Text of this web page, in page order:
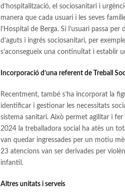
d’hospitalització, el sociosanitari i
manera que cada usuari i les seves
l’Hospital de Berga. Si l’usuari passa
d’aguts i ingrés sociosanitari, per
s’aconsegueix una continuïtat i establir
Incorporació d’una referent de Treball
Recentment, també s’ha incorporat la
identificar i gestionar les necessitats
sistema sanitari. Això permet agilitar i
2024 la treballadora social ha atès un
van quedar ingressades per un motiu
23 atencions van ser derivades per
infantil.
Altres unitats i serveis